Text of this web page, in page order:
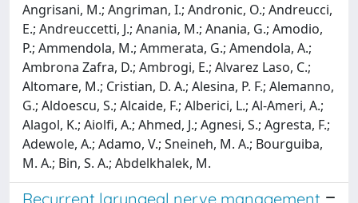
Recurrent laryngeal nerve management